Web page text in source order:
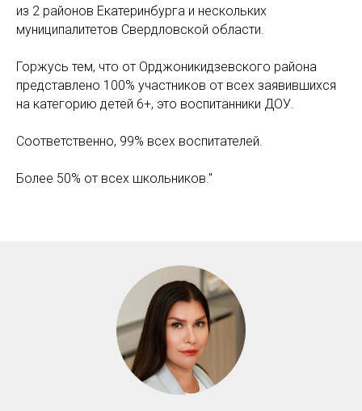
из 2 районов Екатеринбурга и нескольких
муниципалитетов Свердловской области.
Горжусь тем, что от Орджоникидзевского района
представлено 100% участников от всех заявившихся
на категорию детей 6+, это воспитанники ДОУ.
Соответственно, 99% всех воспитателей.
Более 50% от всех школьников."
Уральская научная мастерская «М-ЛАБС»
+7 (922) 203 51 52
По вопросам сотрудничества: